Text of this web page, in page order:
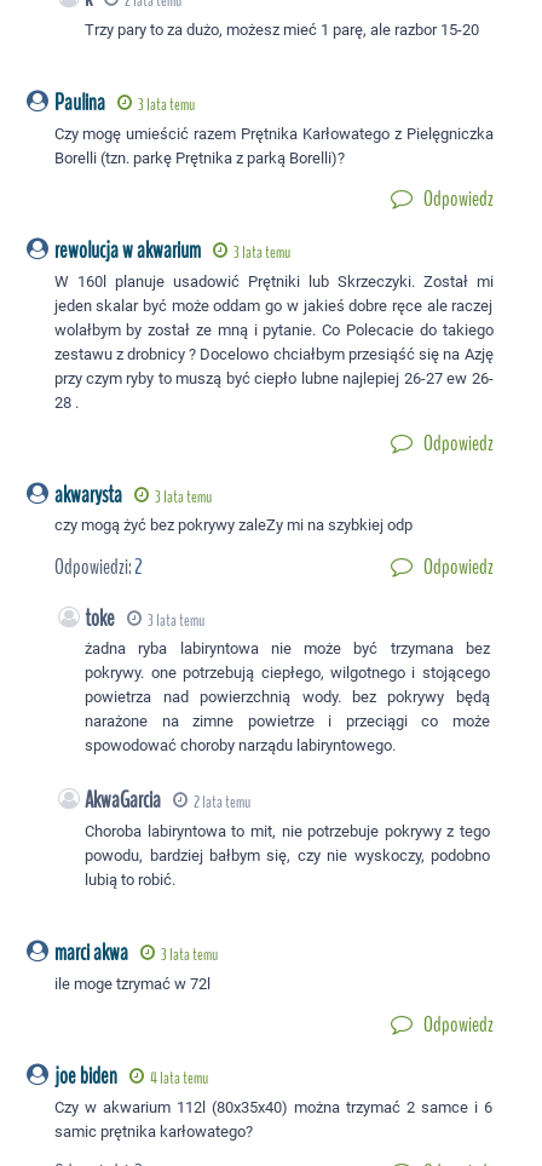
Trzy pary to za dużo, możesz mieć 1 parę, ale razbor 15-20
Paulina 3 lata temu
Czy mogę umieścić razem Prętnika Karłowatego z Pielęgniczka
Borelli (tzn. parkę Prętnika z parką Borelli)?
Odpowiedz
rewolucja w akwarium 3 lata temu
W 160l planuje usadowić Prętniki lub Skrzeczyki. Został mi
jeden skalar być może oddam go w jakieś dobre ręce ale raczej
wolałbym by został ze mną i pytanie. Co Polecacie do takiego
zestawu z drobnicy ? Docelowo chciałbym przesiąść się na Azję
przy czym ryby to muszą być ciepło lubne najlepiej 26-27 ew 26-
28 .
Odpowiedz
akwarysta 3 lata temu
czy mogą żyć bez pokrywy zaleZy mi na szybkiej odp
Odpowiedzi:2 Odpowiedz
toke 3 lata temu
żadna ryba labiryntowa nie może być trzymana bez
pokrywy. one potrzebują ciepłego, wilgotnego i stojącego
powietrza nad powierzchnią wody. bez pokrywy będą
narażone na zimne powietrze i przeciągi co może
spowodować choroby narządu labiryntowego.
AkwaGarcia 2 lata temu
Choroba labiryntowa to mit, nie potrzebuje pokrywy z tego
powodu, bardziej bałbym się, czy nie wyskoczy, podobno
lubią to robić.
marci akwa 3 lata temu
ile moge tzrymać w 72l
Odpowiedz
joe biden 4 lata temu
Czy w akwarium 112l (80x35x40) można trzymać 2 samce i 6
samic prętnika karłowatego?